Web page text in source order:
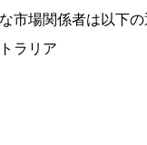
市場関係者は以下の
ラリア